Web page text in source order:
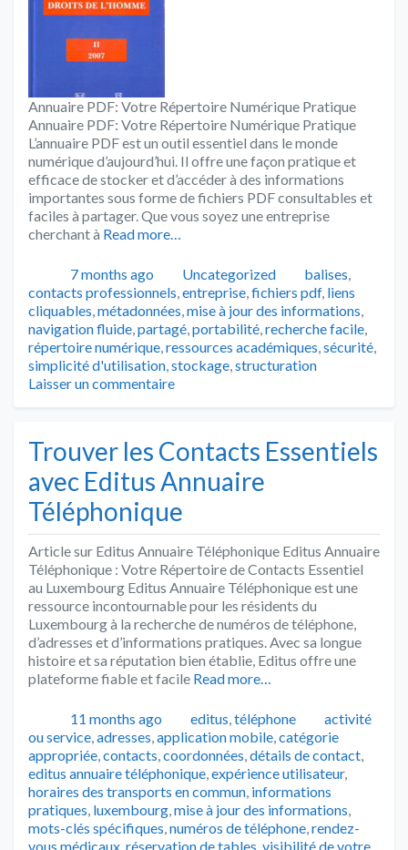
Annuaire PDF: Votre Répertoire Numérique Pratique
Annuaire PDF: Votre Répertoire Numérique Pratique
L’annuaire PDF est un outil essentiel dans le monde
numérique d’aujourd’hui. Il offre une façon pratique et
efficace de stocker et d’accéder à des informations
importantes sous forme de fichiers PDF consultables et
faciles à partager. Que vous soyez une entreprise
cherchant à Read more…
Publié7 months ago Catégories
Uncategorized Tags
balises,
contacts professionnels,entreprise,fichiers pdf, liens
cliquables,métadonnées,mise à jour des informations,
navigation fluide,partagé,portabilité,recherche facile,
répertoire numérique,ressources académiques,sécurité,
simplicité d'utilisation,stockage,structuration
Laisser un commentaire
Trouver les Contacts Essentiels
avec Editus Annuaire
Téléphonique
Article sur Editus Annuaire Téléphonique Editus Annuaire
Téléphonique : Votre Répertoire de Contacts Essentiel
au Luxembourg Editus Annuaire Téléphonique est une
ressource incontournable pour les résidents du
Luxembourg à la recherche de numéros de téléphone,
d’adresses et d’informations pratiques. Avec sa longue
histoire et sa réputation bien établie, Editus offre une
plateforme fiable et facile Read more…
Publié11 months ago Catégories
editus,téléphone Tags
activité
ou service,adresses,application mobile,catégorie
appropriée,contacts,coordonnées,détails de contact,
editus annuaire téléphonique,expérience utilisateur,
horaires des transports en commun, informations
pratiques, luxembourg,mise à jour des informations,
mots-clés spécifiques,numéros de téléphone,rendez-
vous médicaux réservation de tables visibilité de votre